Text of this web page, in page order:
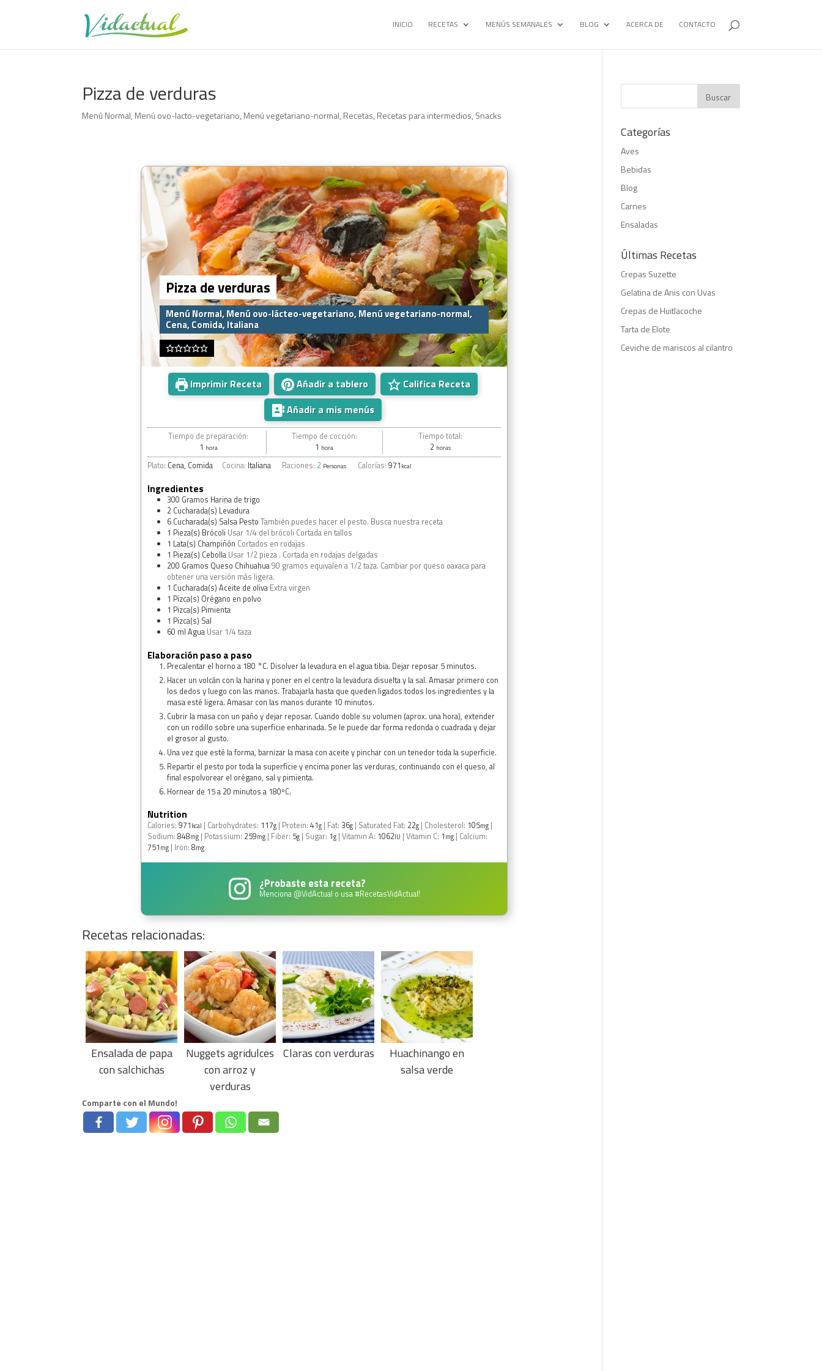
INICIO RECETAS MENÚS SEMANALES BLOG ACERCA DE CONTACTO
Pizza de verduras
Menú Normal, Menú ovo-lacto-vegetariano, Menú vegetariano-normal, Recetas, Recetas para intermedios, Snacks
Pizza de verduras
Menú Normal, Menú ovo-lácteo-vegetariano, Menú vegetariano-normal,
Cena, Comida, Italiana
Imprimir Receta Añadir a tablero
Califica Receta
Añadir a mis menús
Tiempo de preparación:
1 hora
Tiempo de cocción:
1 hora
Tiempo total:
2 horas
Plato: Cena, Comida Cocina: Italiana Raciones: 2 Personas Calorías: 971 kcal
Ingredientes
300 Gramos Harina de trigo
2 Cucharada(s) Levadura
6 Cucharada(s) Salsa Pesto También puedes hacer el pesto. Busca nuestra receta
1 Pieza(s) Brócoli Usar 1/4 del brócoli Cortada en tallos
1 Lata(s) Champiñón Cortados en rodajas
1 Pieza(s) Cebolla Usar 1/2 pieza . Cortada en rodajas delgadas
200 Gramos Queso Chihuahua90 gramos equivalen a 1/2 taza. Cambiar por queso oaxaca para
obtener una versión más ligera.
1 Cucharada(s) Aceite de oliva Extra virgen
1 Pizca(s) Orégano en polvo
1 Pizca(s) Pimienta
1 Pizca(s) Sal
60 ml Agua Usar 1/4 taza
Elaboración paso a paso
Precalentar el horno a 180 °C. Disolver la levadura en el agua tibia. Dejar reposar 5 minutos.
Hacer un volcán con la harina y poner en el centro la levadura disuelta y la sal. Amasar primero con
los dedos y luego con las manos. Trabajarla hasta que queden ligados todos los ingredientes y la
masa esté ligera. Amasar con las manos durante 10 minutos.
Cubrir la masa con un paño y dejar reposar. Cuando doble su volumen (aprox. una hora), extender
con un rodillo sobre una superficie enharinada. Se le puede dar forma redonda o cuadrada y dejar
el grosor al gusto.
Una vez que esté la forma, barnizar la masa con aceite y pinchar con un tenedor toda la superficie.
Repartir el pesto por toda la superficie y encima poner las verduras, continuando con el queso, al
final espolvorear el orégano, sal y pimienta.
Hornear de 15 a 20 minutos a 180ºC.
Nutrition
Calories:971kcal | Carbohydrates: 117g | Protein:41g | Fat:36g | Saturated Fat: 22g | Cholesterol: 105mg |
Sodium:848mg | Potassium: 259mg | Fiber: 5g | Sugar: 1g |Vitamin A: 1062IU |Vitamin C: 1mg | Calcium:
751mg | Iron:8mg
¿Probaste esta receta?
Menciona @VidActual o usa#RecetasVidActual!
Recetas relacionadas:
Ensalada de papa
con salchichas
Nuggets agridulces
con arroz y
verduras
Claras con verduras
Huachinango en
salsa verde
Comparte con el Mundo!
Categorías
Aves
Bebidas
Blog
Carnes
Ensaladas
Últimas Recetas
Crepas Suzette
Gelatina de Anis con Uvas
Crepas de Huitlacoche
Tarta de Elote
Ceviche de mariscos al cilantro